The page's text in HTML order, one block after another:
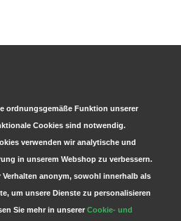
ordnungsgemäße Funktion unserer
Cookies sind notwendig.
verwenden wir analytische und
in unserem Webshop zu verbessern.
anonym, sowohl innerhalb als
um unsere Dienste zu personalisieren
Sie mehr in unserer Cookie- und